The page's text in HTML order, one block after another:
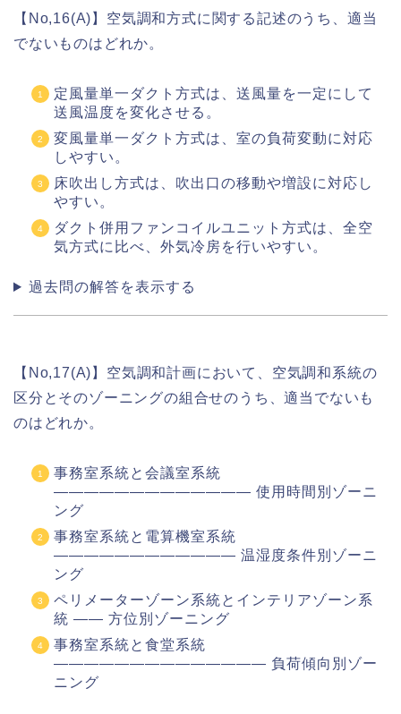
【No,16(A)】空気調和方式に関する記述のうち、適当
でないものはどれか。
定風量単一ダクト方式は、送風量を一定にして
送風温度を変化させる。
変風量単一ダクト方式は、室の負荷変動に対応
しやすい。
床吹出し方式は、吹出口の移動や増設に対応し
やすい。
ダクト併用ファンコイルユニット方式は、全空
気方式に比べ、外気冷房を行いやすい。
過去問の解答を表示する
【No,17(A)】空気調和計画において、空気調和系統の
区分とそのゾーニングの組合せのうち、適当でないも
のはどれか。
事務室系統と会議室系統
――――――――――――― 使用時間別ゾーニ
ング
事務室系統と電算機室系統
―――――――――――― 温湿度条件別ゾーニ
ング
ペリメーターゾーン系統とインテリアゾーン系
統 ―― 方位別ゾーニング
事務室系統と食堂系統
―――――――――――――― 負荷傾向別ゾー
ニング